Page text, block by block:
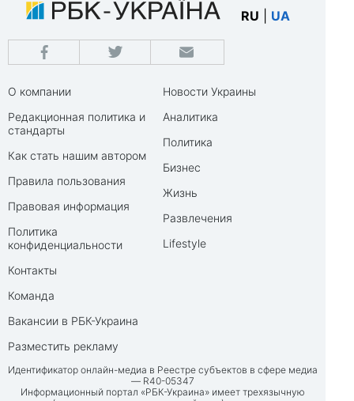
RU UA
О компании
Редакционная политика и
стандарты
Как стать нашим автором
Правила пользования
Правовая информация
Политика
конфиденциальности
Контакты
Команда
Вакансии в РБК-Украина
Разместить рекламу
Новости Украины
Аналитика
Политика
Бизнес
Жизнь
Развлечения
Lifestyle
Идентификатор онлайн-медиа в Реестре субъектов в сфере медиа
— R40-05347
Информационный портал «РБК-Украина» имеет трехязычную